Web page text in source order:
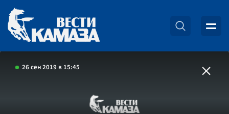
26 сен 2019 в 15:45